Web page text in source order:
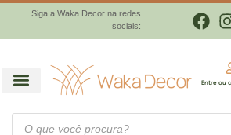
Siga a Waka Decor na redes
sociais:
Entre ou